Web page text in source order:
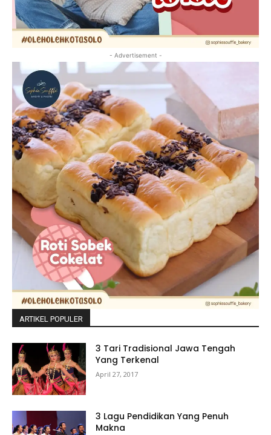
- Advertisement -
ARTIKEL POPULER
3 Tari Tradisional Jawa Tengah
Yang Terkenal
April 27, 2017
3 Lagu Pendidikan Yang Penuh
Makna